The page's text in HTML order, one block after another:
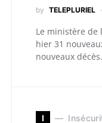
by TELEPLURIEL
Le ministère de
hier 31
nouveaux
I